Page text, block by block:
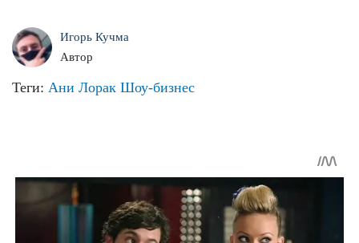
Игорь Кучма
Автор
Теги: Ани Лорак Шоу-бизнес